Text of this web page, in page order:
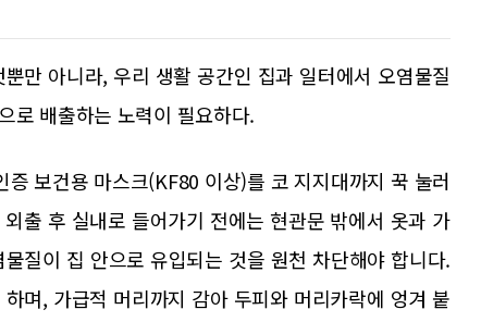
만 아니라, 우리 생활 공간인 집과 일터에서 오염물질
로 배출하는 노력이 필요하다.
보건용 마스크(KF80 이상)를 코 지지대까지 꾹 눌러
출 후 실내로 들어가기 전에는 현관문 밖에서 옷과 가
질이 집 안으로 유입되는 것을 원천 차단해야 합니다.
며, 가급적 머리까지 감아 두피와 머리카락에 엉겨 붙